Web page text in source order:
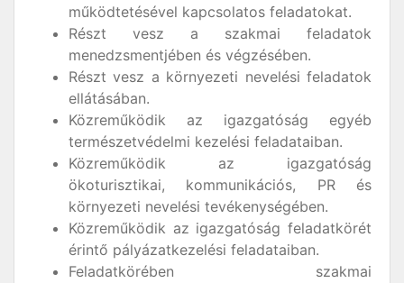
működtetésével kapcsolatos feladatokat.
Részt vesz a szakmai feladatok
menedzsmentjében és végzésében.
Részt vesz a környezeti nevelési feladatok
ellátásában.
Közreműködik az igazgatóság egyéb
természetvédelmi kezelési feladataiban.
Közreműködik az igazgatóság
ökoturisztikai, kommunikációs, PR és
környezeti nevelési tevékenységében.
Közreműködik az igazgatóság feladatkörét
érintő pályázatkezelési feladataiban.
Feladatkörében szakmai